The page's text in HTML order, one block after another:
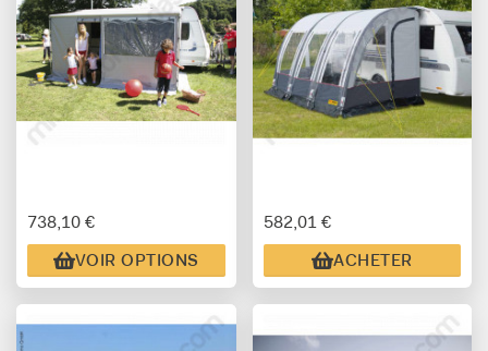
738,10 €
VOIR OPTIONS
582,01 €
ACHETER